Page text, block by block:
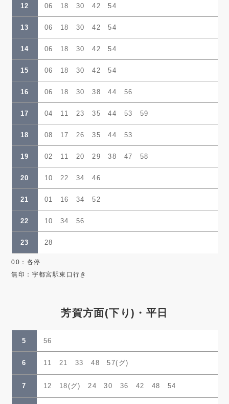
12 06 18 30 42 54
13 06 18 30 42 54
14 06 18 30 42 54
15 06 18 30 42 54
16 06 18 30 38 44 56
17 04 11 23 35 44 53 59
18 08 17 26 35 44 53
19 02 11 20 29 38 47 58
20 10 22 34 46
21 01 16 34 52
22 10 34 56
23 28
00：各停
無印：宇都宮駅東口行き
芳賀方面(下り)・平日
5 56
6 11 21 33 48 57(グ)
7 12 18(グ) 24 30 36 42 48 54